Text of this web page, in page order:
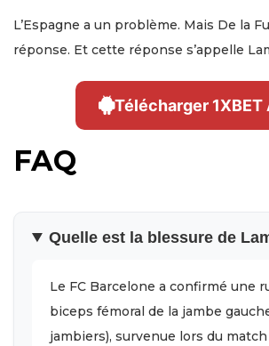
L’Espagne a un problème. Mais De la
réponse. Et cette réponse s’appelle
Télécharger 1XBET
FAQ
Quelle est la blessure de
Le FC Barcelone a confirmé une
biceps fémoral de la jambe
jambiers), survenue lors du